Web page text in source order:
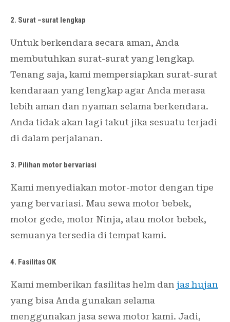
2. Surat –surat lengkap
Untuk berkendara secara aman, Anda
membutuhkan surat-surat yang lengkap.
Tenang saja, kami mempersiapkan surat-surat
kendaraan yang lengkap agar Anda merasa
lebih aman dan nyaman selama berkendara.
Anda tidak akan lagi takut jika sesuatu terjadi
di dalam perjalanan.
3. Pilihan motor bervariasi
Kami menyediakan motor-motor dengan tipe
yang bervariasi. Mau sewa motor bebek,
motor gede, motor Ninja, atau motor bebek,
semuanya tersedia di tempat kami.
4. Fasilitas OK
Kami memberikan fasilitas helm dan jas hujan
yang bisa Anda gunakan selama
menggunakan jasa sewa motor kami. Jadi,